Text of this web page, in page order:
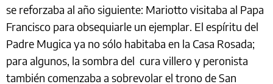
se reforzaba al año siguiente: Mariotto visitaba al Papa
Francisco para obsequiarle un ejemplar. El espíritu del
Padre Mugica ya no sólo habitaba en la Casa Rosada;
para algunos, la sombra del cura villero y peronista
también comenzaba a sobrevolar el trono de San